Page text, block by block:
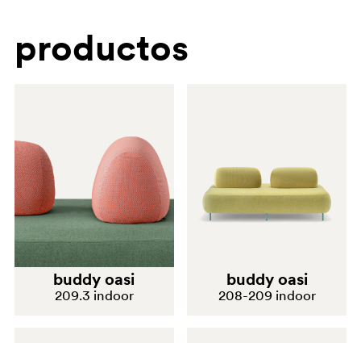
productos
buddy oasi
209.3 indoor
buddy oasi
208-209 indoor